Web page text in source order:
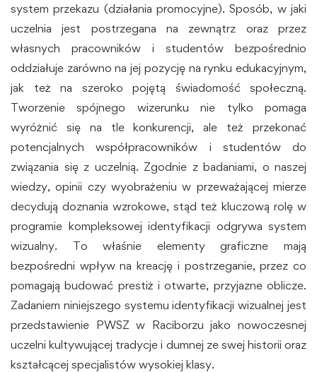
system przekazu (działania promocyjne). Sposób, w jaki
uczelnia jest postrzegana na zewnątrz oraz przez
własnych pracowników i studentów bezpośrednio
oddziałuje zarówno na jej pozycję na rynku edukacyjnym,
jak też na szeroko pojętą świadomość społeczną.
Tworzenie spójnego wizerunku nie tylko pomaga
wyróżnić się na tle konkurencji, ale też przekonać
potencjalnych współpracowników i studentów do
związania się z uczelnią. Zgodnie z badaniami, o naszej
wiedzy, opinii czy wyobrażeniu w przeważającej mierze
decydują doznania wzrokowe, stąd też kluczową rolę w
programie kompleksowej identyfikacji odgrywa system
wizualny. To właśnie elementy graficzne mają
bezpośredni wpływ na kreację i postrzeganie, przez co
pomagają budować prestiż i otwarte, przyjazne oblicze.
Zadaniem niniejszego systemu identyfikacji wizualnej jest
przedstawienie PWSZ w Raciborzu jako nowoczesnej
uczelni kultywującej tradycje i dumnej ze swej historii oraz
kształcącej specjalistów wysokiej klasy.